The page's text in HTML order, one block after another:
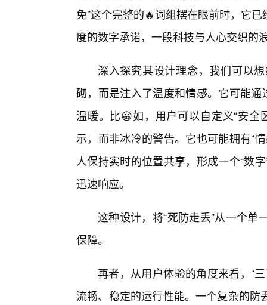
免”这个完整的🔥词组摆在眼前时，它
度的数字承诺，一段科技与人心交织的
深入探究其设计理念，我们可以
砌，而是注入了温度和情感。它可能
温暖。比😀如，用户可以自定义“安
示，而非冰冷的警告。它也可能拥有“
人保持实时的位置共享，形成一个“数
迅速响应。
这种设计，将“死防走丢”从一个
保障。
再者，从用户体验的角度来看，“
流畅、稳定的运行性能。一个复杂的